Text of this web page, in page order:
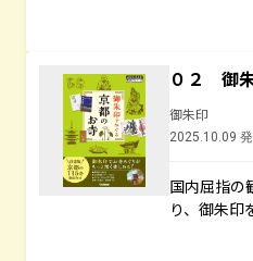
０２ 御
御朱印
2025.10.09
国内屈指の
り、御朱印